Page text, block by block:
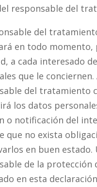
responsable del
del
en todo momento,
a cada interesado
que le conciernen.
del tratamiento
los datos
o notificación del
que no exista
en buen estado.
de la protección
en esta